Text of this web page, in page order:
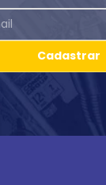
Cadastrar